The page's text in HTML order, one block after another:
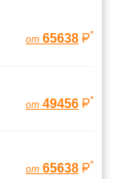
от 65638 *
от 49456 *
от 65638 *